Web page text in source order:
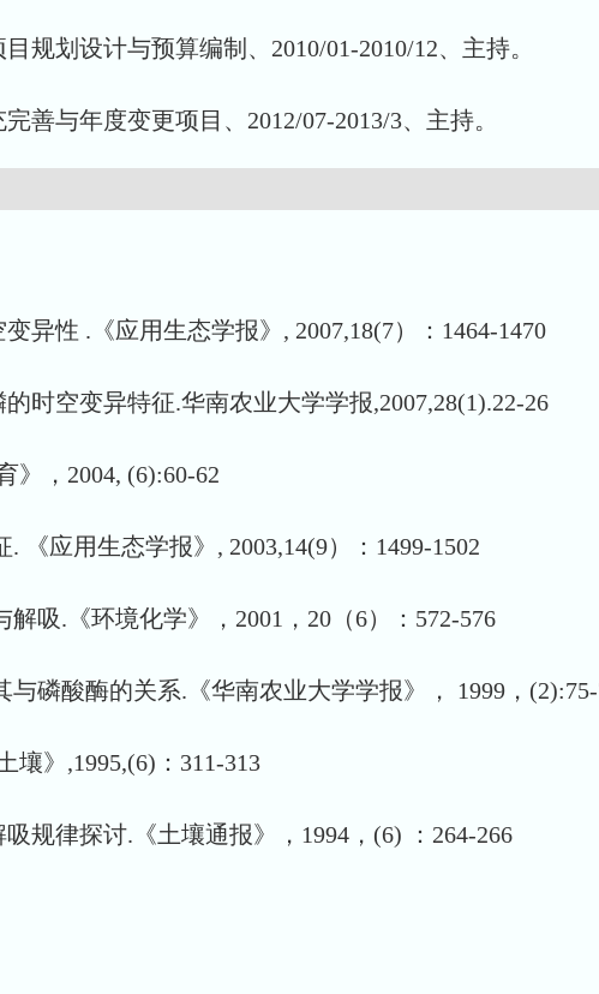
规划设计与预算编制、2010/01-2010/12、主持。
善与年度变更项目、2012/07-2013/3、主持。
异性 .《应用生态学报》, 2007,18(7）：1464-1470
时空变异特征.华南农业大学学报,2007,28(1).22-26
》，2004, (6):60-62
应用生态学报》, 2003,14(9）：1499-1502
吸.《环境化学》，2001，20（6）：572-576
磷酸酶的关系.《华南农业大学学报》， 1999，
》,1995,(6)：311-313
规律探讨.《土壤通报》，1994，(6) ：264-266